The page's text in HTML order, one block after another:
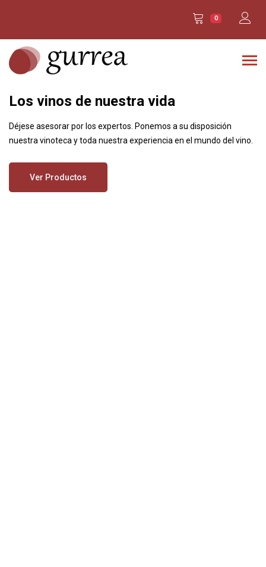
0
Los vinos de nuestra vida
Déjese asesorar por los expertos. Ponemos a su disposición
nuestra vinoteca y toda nuestra experiencia en el mundo del vino.
Ver Productos